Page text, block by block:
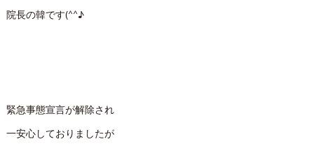
院長の韓です(^^♪
緊急事態宣言が解除され
一安心しておりましたが